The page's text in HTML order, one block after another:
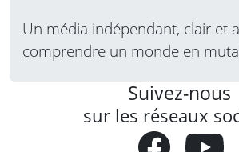
Un média indépendant, clair et
comprendre un monde en
Suivez-nous
sur les réseaux